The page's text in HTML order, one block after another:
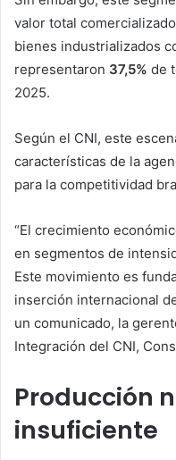
valor total
bienes industrializados
representaron 37,5% de
2025.
Según el CNI, este
características de la
para la competitividad
“El crecimiento
en segmentos de
Este movimiento es
inserción internacional
un comunicado, la
Integración del CNI,
Producción
insuficiente